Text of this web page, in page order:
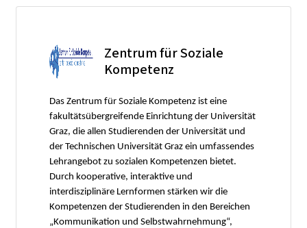
Zentrum für Soziale
Kompetenz
Das Zentrum für Soziale Kompetenz ist eine
fakultätsübergreifende Einrichtung der Universität
Graz, die allen Studierenden der Universität und
der Technischen Universität Graz ein umfassendes
Lehrangebot zu sozialen Kompetenzen bietet.
Durch kooperative, interaktive und
interdisziplinäre Lernformen stärken wir die
Kompetenzen der Studierenden in den Bereichen
„Kommunikation und Selbstwahrnehmung“,